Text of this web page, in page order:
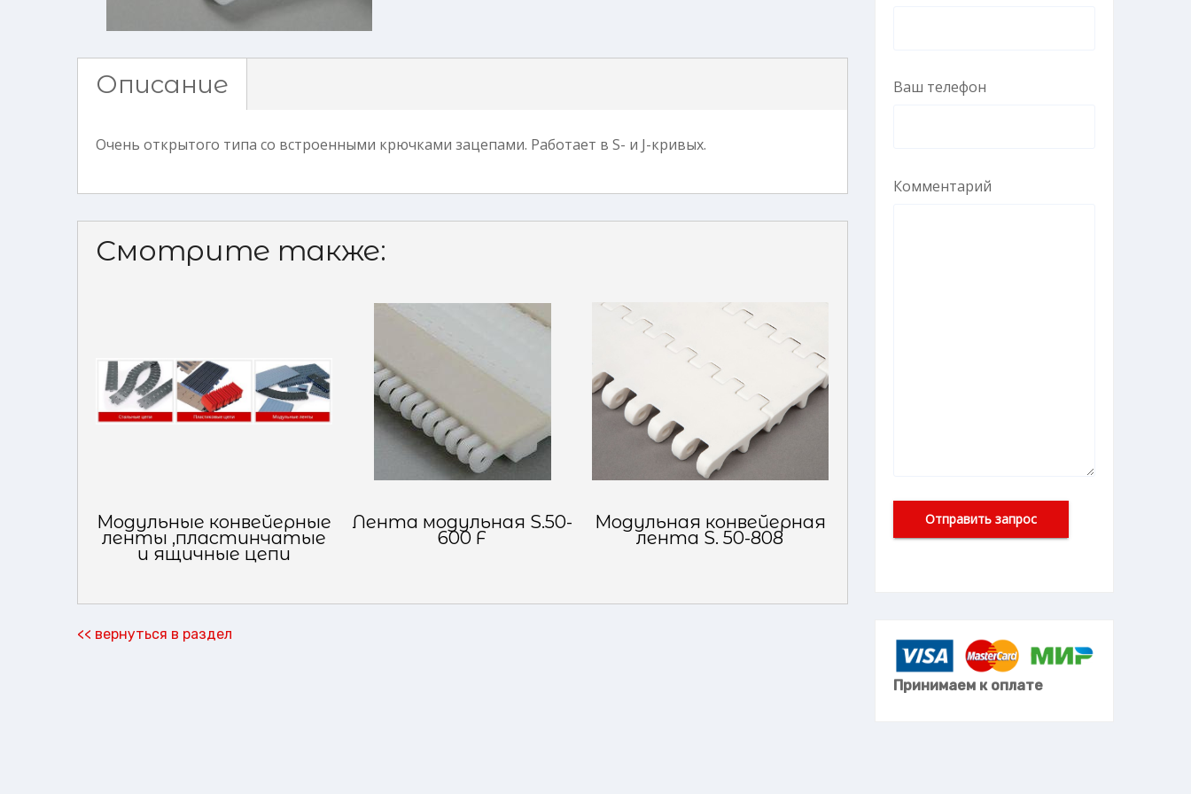
Описание
Очень открытого типа со встроенными крючками зацепами. Работает в S- и J-кривых.
Смотрите также:
Модульные конвейерные
ленты ,пластинчатые
и ящичные цепи
Лента модульная S.50-
600 F
Модульная конвейерная
лента S. 50-808
<< вернуться в раздел
Ваш телефон
Комментарий
Принимаем к оплате